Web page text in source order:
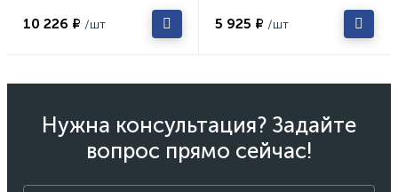
10 226 ₽ /шт 5 925 ₽ /шт
Нужна консультация? Задайте
вопрос прямо сейчас!